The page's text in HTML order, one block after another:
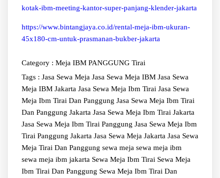
kotak-ibm-meeting-kantor-super-panjang-klender-jakarta
https://www.bintangjaya.co.id/rental-meja-ibm-ukuran-
45x180-cm-untuk-prasmanan-bukber-jakarta
Category : Meja IBM PANGGUNG Tirai
Tags : Jasa Sewa Meja Jasa Sewa Meja IBM Jasa Sewa
Meja IBM Jakarta Jasa Sewa Meja Ibm Tirai Jasa Sewa
Meja Ibm Tirai Dan Panggung Jasa Sewa Meja Ibm Tirai
Dan Panggung Jakarta Jasa Sewa Meja Ibm Tirai Jakarta
Jasa Sewa Meja Ibm Tirai Panggung Jasa Sewa Meja Ibm
Tirai Panggung Jakarta Jasa Sewa Meja Jakarta Jasa Sewa
Meja Tirai Dan Panggung sewa meja sewa meja ibm
sewa meja ibm jakarta Sewa Meja Ibm Tirai Sewa Meja
Ibm Tirai Dan Panggung Sewa Meja Ibm Tirai Dan